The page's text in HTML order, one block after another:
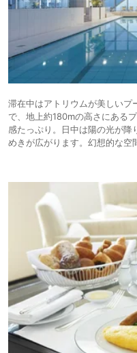
滞在中はアトリウムが美しいプ
で、地上約180mの高さにある
感たっぷり。日中は陽の光が降
めきが広がります。幻想的な空